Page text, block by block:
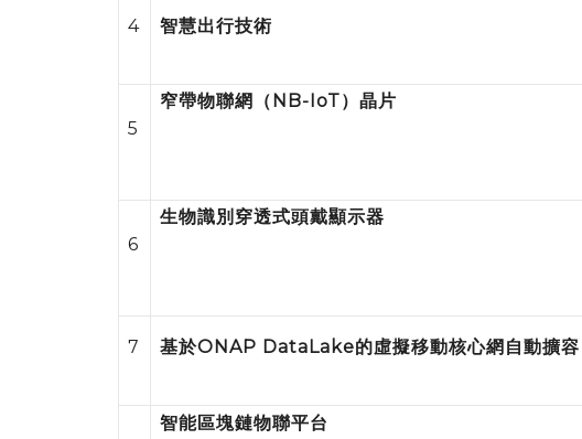
4 智慧出行技術
5
窄帶物聯網（ NB-IoT）晶片
6
生物識別穿透式頭戴顯示器
7 基於ONAP DataLake的虛擬移動核心網自動擴容
智能區塊鏈物聯平台